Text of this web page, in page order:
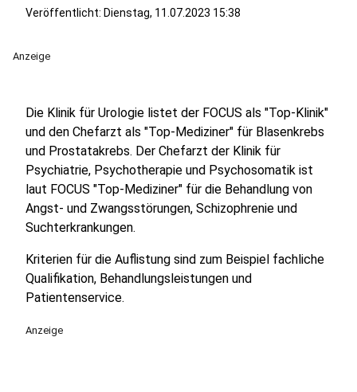
Veröffentlicht: Dienstag, 11.07.2023 15:38
Anzeige
Die Klinik für Urologie listet der FOCUS als "Top-Klinik"
und den Chefarzt als "Top-Mediziner" für Blasenkrebs
und Prostatakrebs. Der Chefarzt der Klinik für
Psychiatrie, Psychotherapie und Psychosomatik ist
laut FOCUS "Top-Mediziner" für die Behandlung von
Angst- und Zwangsstörungen, Schizophrenie und
Suchterkrankungen.
Kriterien für die Auflistung sind zum Beispiel fachliche
Qualifikation, Behandlungsleistungen und
Patientenservice.
Anzeige